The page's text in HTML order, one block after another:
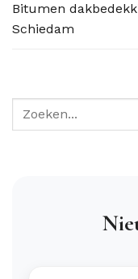
Bitumen
Schiedam